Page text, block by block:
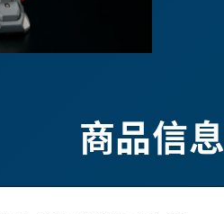
商品信息